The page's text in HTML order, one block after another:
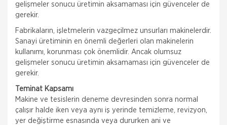
gelişmeler sonucu üretimin aksamaması için güvenceler de
gerekir.
Fabrikaların, işletmelerin vazgeçilmez unsurları makinelerdir.
Sanayi üretiminin en önemli değerleri olan makinelerin
kullanımı, korunması çok önemlidir. Ancak olumsuz
gelişmeler sonucu üretimin aksamaması için güvenceler de
gerekir.
Teminat Kapsamı
Makine ve tesislerin deneme devresinden sonra normal
çalışır halde iken veya aynı iş yerinde temizleme, revizyon,
yer değiştirme esnasında veya dururken ani ve